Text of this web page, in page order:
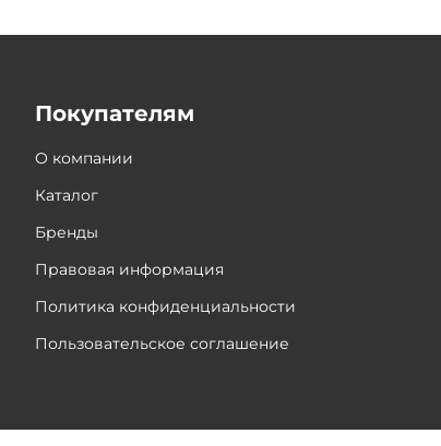
Покупателям
О компании
Каталог
Бренды
Правовая информация
Политика конфиденциальности
Пользовательское соглашение